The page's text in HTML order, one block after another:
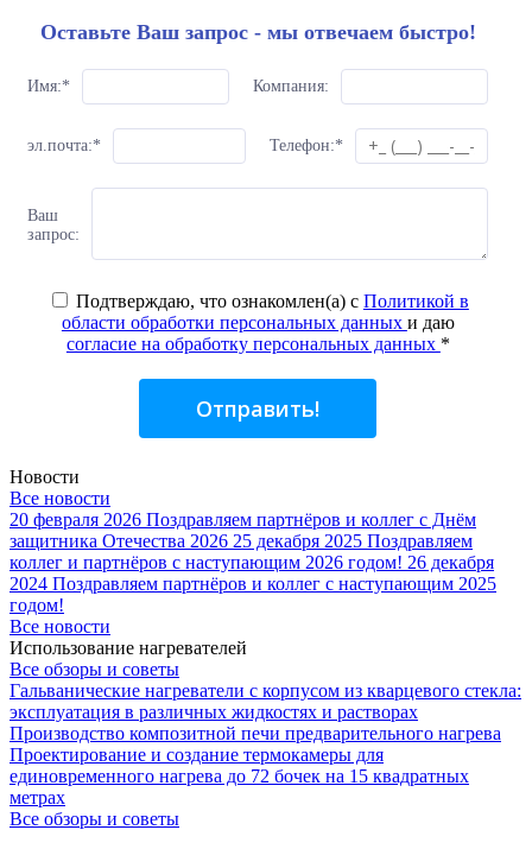
Оставьте Ваш запрос - мы отвечаем быстро!
Имя:* Компания:
эл.почта:* Телефон:*
Ваш
запрос:
Подтверждаю, что ознакомлен(а) с Политикой в
области обработки персональных данных и даю
согласие на обработку персональных данных *
Отправить!
Новости
Все новости
20 февраля 2026 Поздравляем партнёров и коллег с Днём
защитника Отечества 2026 25 декабря 2025 Поздравляем
коллег и партнёров с наступающим 2026 годом! 26 декабря
2024 Поздравляем партнёров и коллег с наступающим 2025
годом!
Все новости
Использование нагревателей
Все обзоры и советы
Гальванические нагреватели с корпусом из кварцевого стекла:
эксплуатация в различных жидкостях и растворах
Производство композитной печи предварительного нагрева
Проектирование и создание термокамеры для
единовременного нагрева до 72 бочек на 15 квадратных
метрах
Все обзоры и советы